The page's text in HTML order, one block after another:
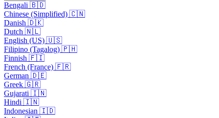
Bengali 🇧🇩
Chinese (Simplified) 🇨🇳
Danish 🇩🇰
Dutch 🇳🇱
English (US) 🇺🇸
Filipino (Tagalog) 🇵🇭
Finnish 🇫🇮
French (France) 🇫🇷
German 🇩🇪
Greek 🇬🇷
Gujarati 🇮🇳
Hindi 🇮🇳
Indonesian 🇮🇩